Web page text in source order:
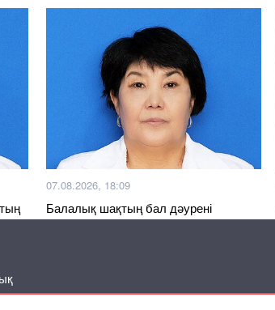
07.08.2026, 18:09
Балалық шақтың бал дәурені
жаңалықтар